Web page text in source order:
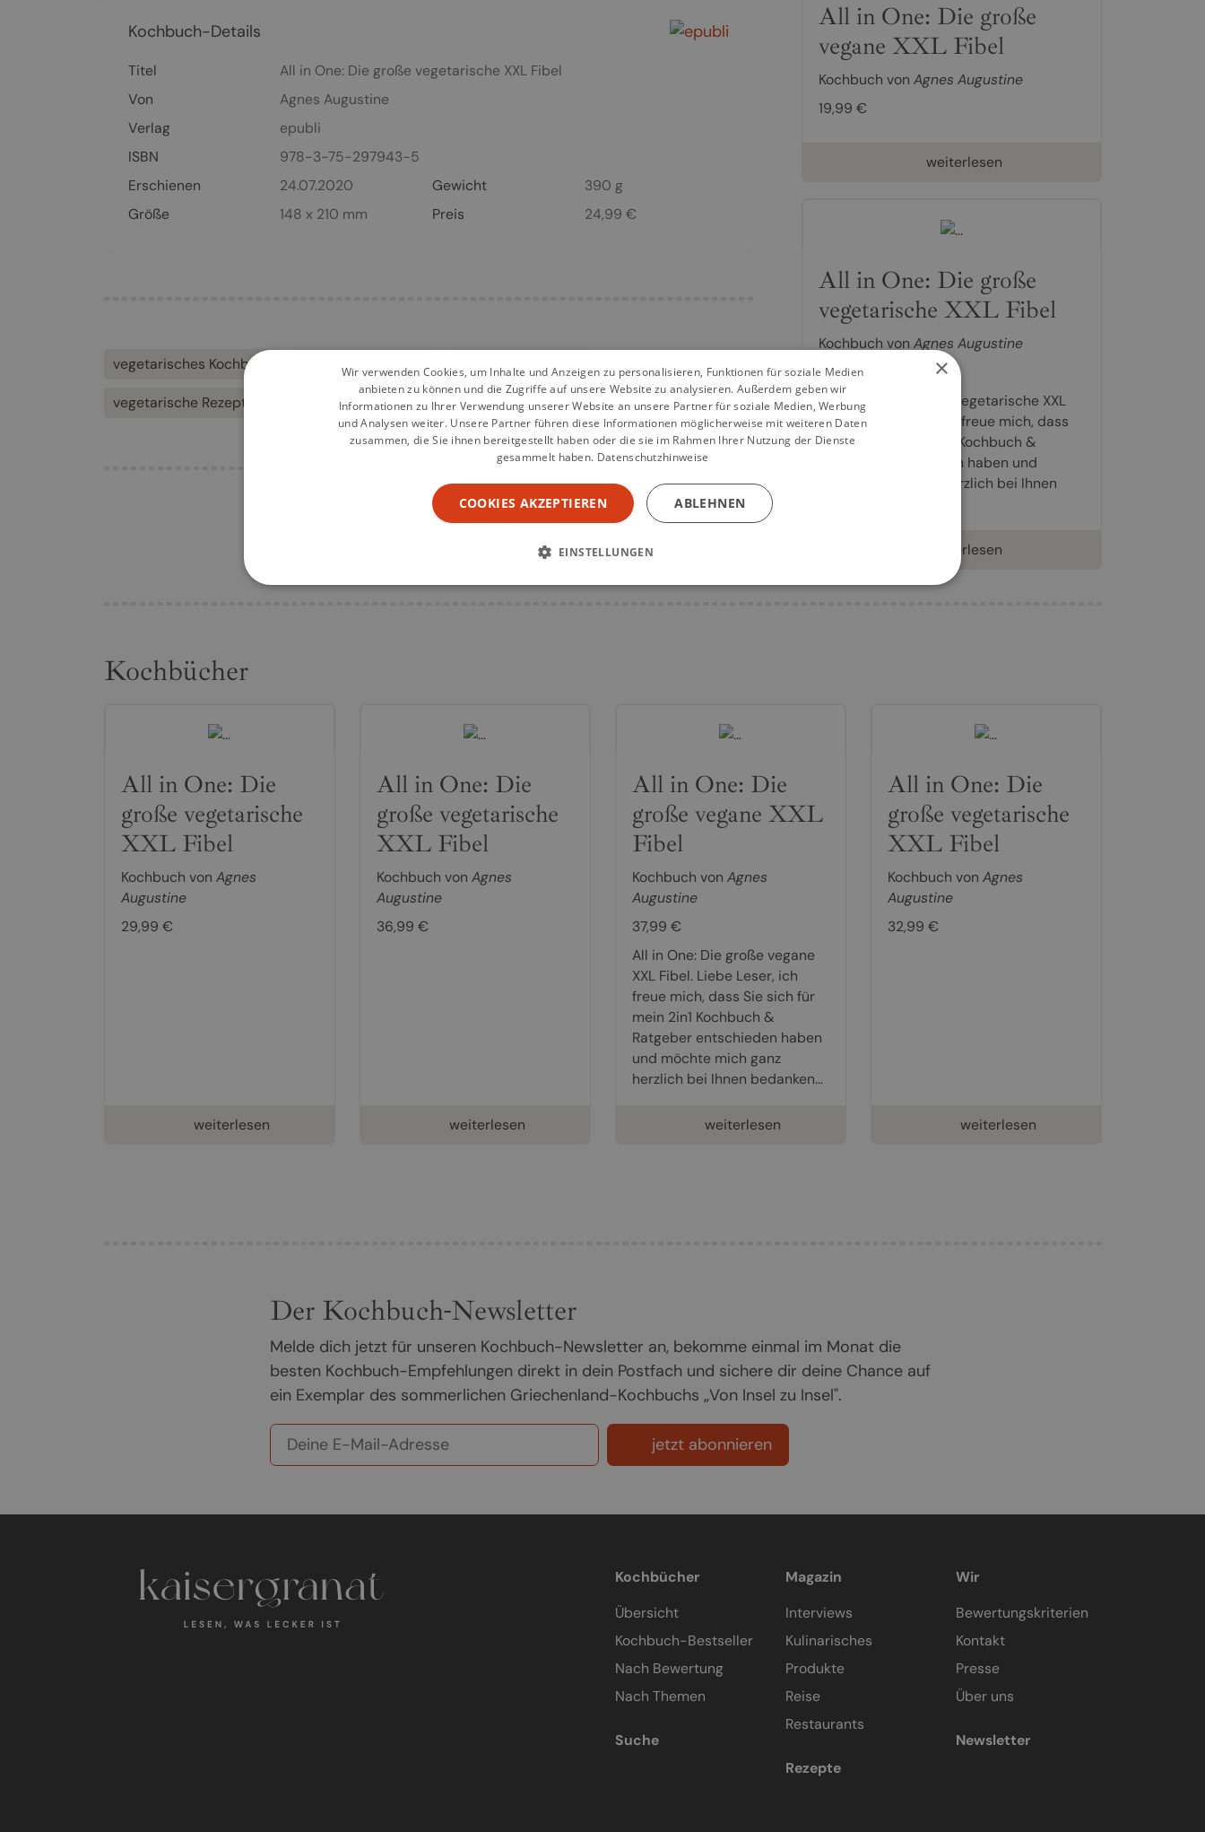
Kochbuch-Details
Titel
All in One: Die große vegetarische XXL Fibel
Von
Agnes Augustine
Verlag
epubli
ISBN
978-3-75-297943-5
Erschienen
24.07.2020 Gewicht
390 g
Größe
148 x 210 mm Preis 24,99 €
vegetarisches Kochbuch vegetarische Küche vegetarisch kochen
vegetarische Rezepte
All in One: Die große
vegane XXL Fibel
Kochbuch von Agnes Augustine
19,99 €
weiterlesen
All in One: Die große
vegetarische XXL Fibel
Kochbuch von Agnes Augustine
19,99 €
All in One: Die große vegetarische XXL
Fibel. Liebe Leser, ich freue mich, dass
Sie sich für mein 2in1 Kochbuch &
Ratgeber entschieden haben und
möchte mich ganz herzlich bei Ihnen
weiterlesen
Kochbücher
All in One: Die
große vegetarische
XXL Fibel
Kochbuch von Agnes
Augustine
29,99 €
weiterlesen
All in One: Die
große vegetarische
XXL Fibel
Kochbuch von Agnes
Augustine
36,99 €
weiterlesen
All in One: Die
große vegane XXL
Fibel
Kochbuch von Agnes
Augustine
37,99 €
All in One: Die große vegane
XXL Fibel. Liebe Leser, ich
freue mich, dass Sie sich für
mein 2in1 Kochbuch &
Ratgeber entschieden haben
und möchte mich ganz
herzlich bei Ihnen bedanken...
weiterlesen
All in One: Die
große vegetarische
XXL Fibel
Kochbuch von Agnes
Augustine
32,99 €
weiterlesen
Der Kochbuch-Newsletter
Melde dich jetzt für unseren Kochbuch-Newsletter an, bekomme einmal im Monat die
besten Kochbuch-Empfehlungen direkt in dein Postfach und sichere dir deine Chance auf
ein Exemplar des sommerlichen Griechenland-Kochbuchs „Von Insel zu Insel".
jetzt abonnieren
Kochbücher
Übersicht
Kochbuch-Bestseller
Nach Bewertung
Nach Themen
Suche
Magazin
Interviews
Kulinarisches
Produkte
Reise
Restaurants
Rezepte
Wir
Bewertungskriterien
Kontakt
Presse
Über uns
Newsletter
×
Wir verwenden Cookies, um Inhalte und Anzeigen zu personalisieren, Funktionen für soziale Medien
anbieten zu können und die Zugriffe auf unsere Website zu analysieren. Außerdem geben wir
Informationen zu Ihrer Verwendung unserer Website an unsere Partner für soziale Medien, Werbung
und Analysen weiter. Unsere Partner führen diese Informationen möglicherweise mit weiteren Daten
zusammen, die Sie ihnen bereitgestellt haben oder die sie im Rahmen Ihrer Nutzung der Dienste
gesammelt haben. Datenschutzhinweise
COOKIES AKZEPTIEREN ABLEHNEN
EINSTELLUNGEN